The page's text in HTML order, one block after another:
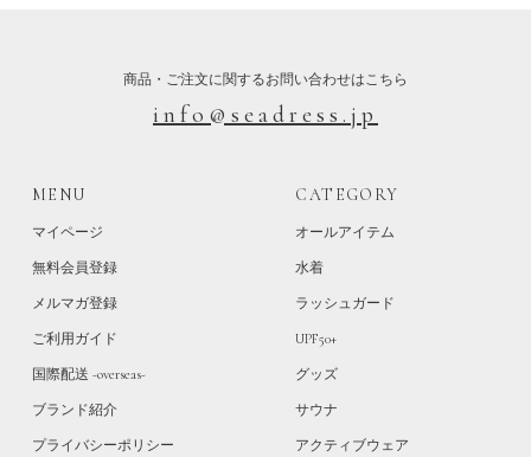
商品・ご注文に関するお問い合わせはこちら
info@seadress.jp
MENU
マイページ
無料会員登録
メルマガ登録
ご利用ガイド
国際配送 -overseas-
ブランド紹介
プライバシーポリシー
CATEGORY
オールアイテム
水着
ラッシュガード
UPF50+
グッズ
サウナ
アクティブウェア